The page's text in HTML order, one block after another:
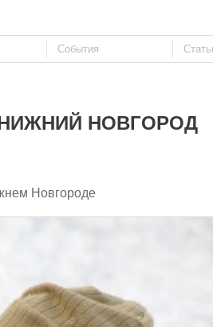
НОВГОРОД
Новгороде